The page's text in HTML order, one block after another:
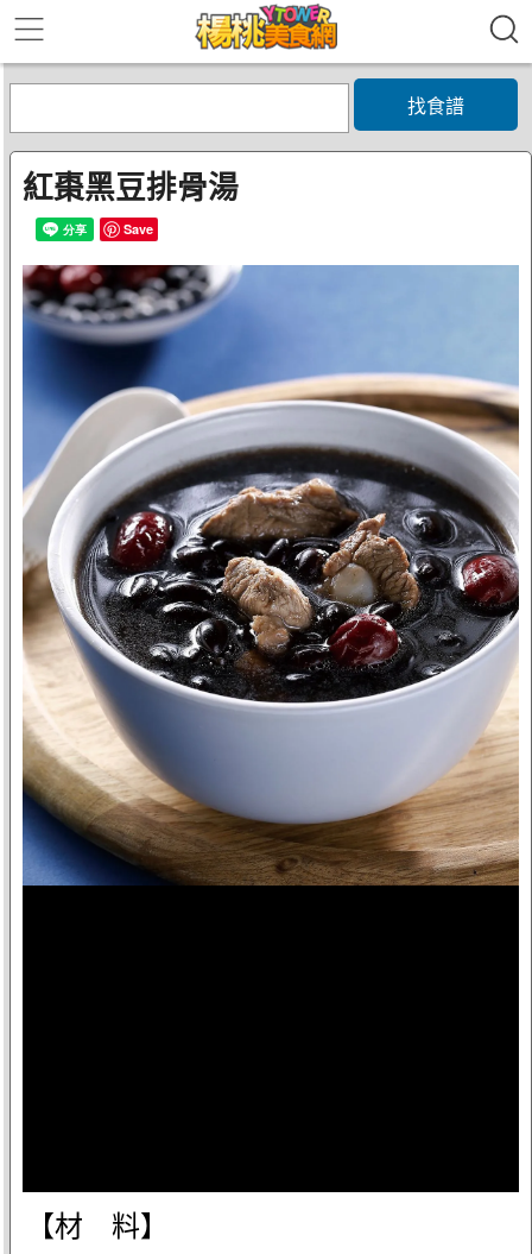
找食譜
紅棗黑豆排骨湯
Save
【材 料】